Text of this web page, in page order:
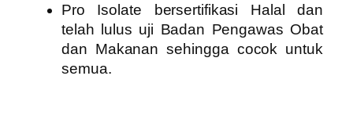
Pro Isolate bersertifikasi Halal dan
telah lulus uji Badan Pengawas Obat
dan Makanan sehingga cocok untuk
semua.